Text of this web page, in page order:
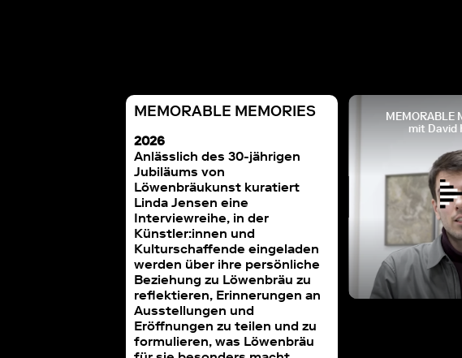
MEMORABLE MEMORIES
2026
Anlässlich des 30-jährigen
Jubiläums von
Löwenbräukunst kuratiert
Linda Jensen eine
Interviewreihe, in der
Künstler:innen und
Kulturschaffende eingeladen
werden über ihre persönliche
Beziehung zu Löwenbräu zu
reflektieren, Erinnerungen an
Ausstellungen und
Eröffnungen zu teilen und zu
formulieren, was Löwenbräu
MEMORABLE MEMORIES
MEMORABLE
mit David